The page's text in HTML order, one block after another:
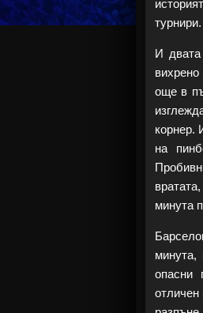
турнири.
И двата
още в
корнер.
на
минута
минута,
опасни